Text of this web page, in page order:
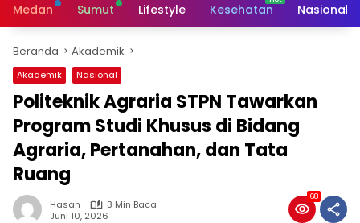
Medan Sumut Lifestyle Kesehatan Nasional
Beranda Akademik
Akademik Nasional
Politeknik Agraria STPN Tawarkan
Program Studi Khusus di Bidang
Agraria, Pertanahan, dan Tata
Ruang
Hasan
3 Min Baca
Juni 10, 2026
68